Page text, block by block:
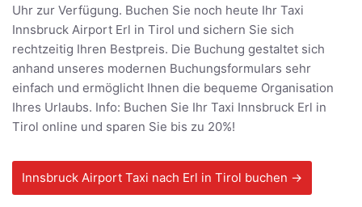
Uhr zur Verfügung. Buchen Sie noch heute Ihr Taxi
Innsbruck Airport Erl in Tirol und sichern Sie sich
rechtzeitig Ihren Bestpreis. Die Buchung gestaltet sich
anhand unseres modernen Buchungsformulars sehr
einfach und ermöglicht Ihnen die bequeme Organisation
Ihres Urlaubs. Info: Buchen Sie Ihr Taxi Innsbruck Erl in
Tirol online und sparen Sie bis zu 20%!
Innsbruck Airport Taxi nach Erl in Tirol buchen →